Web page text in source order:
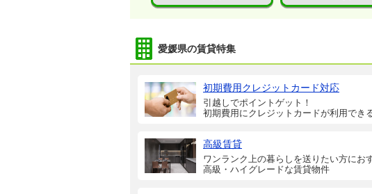
愛媛県の賃貸特集
初期費用クレジットカード対応
引越しでポイントゲット！
初期費用にクレジットカードが利用でき
高級賃貸
ワンランク上の暮らしを送りたい方にお
高級・ハイグレードな賃貸物件